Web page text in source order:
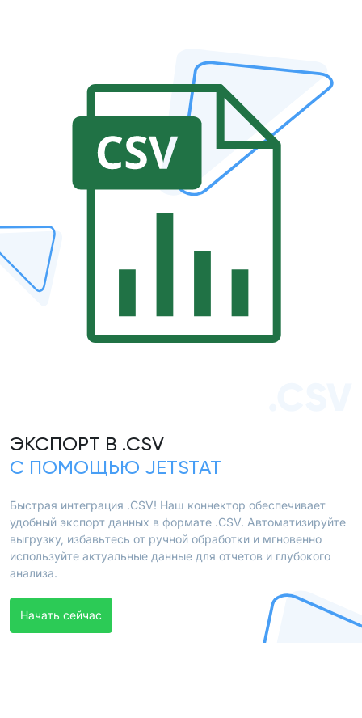
ЭКСПОРТ В .CSV
С ПОМОЩЬЮ JETSTAT
Быстрая интеграция .CSV! Наш коннектор обеспечивает
удобный экспорт данных в формате .CSV. Автоматизируйте
выгрузку, избавьтесь от ручной обработки и мгновенно
используйте актуальные данные для отчетов и глубокого
анализа.
Начать сейчас